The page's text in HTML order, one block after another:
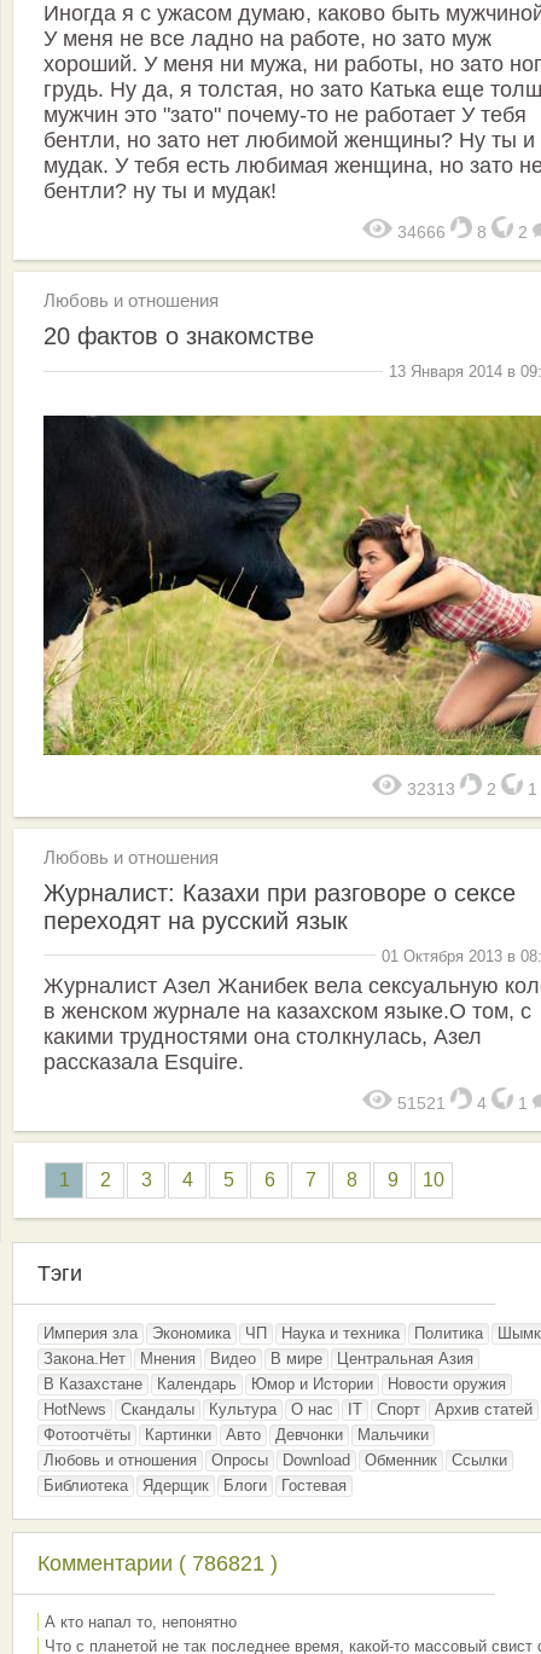
Иногда я с ужасом думаю, каково быть
У меня не все ладно на работе, но зато муж
хороший. У меня ни мужа, ни работы, но зато
грудь. Ну да, я толстая, но зато Катька еще
мужчин это "зато" почему-то не работает У тебя
бентли, но зато нет любимой женщины? Ну ты и
мудак. У тебя есть любимая женщина, но зато
бентли? ну ты и мудак!
34666 8 2
Любовь и отношения
20 фактов о знакомстве
13 Января 2014 в
32313 2 1
Любовь и отношения
Журналист: Казахи при разговоре о сексе
переходят на русский язык
01 Октября 2013 в
Журналист Азел Жанибек вела сексуальную
в женском журнале на казахском языке.О том, с
какими трудностями она столкнулась, Азел
рассказала Esquire.
51521 4 1
1 2 3 4 5 6 7 8 9 10
Тэги
Империя зла Экономика ЧП Наука и техника Политика
Закона.Нет
Мнения Видео В мире
Центральная Азия
В Казахстане
Календарь Юмор и Истории
Новости оружия
HotNews
Скандалы Культура О нас IT Спорт
Архив статей
Фотоотчёты
Картинки Авто Девчонки
Мальчики
Любовь и отношения
Опросы Download Обменник
Ссылки
Библиотека
Ядерщик Блоги Гостевая
Комментарии ( 786821 )
А кто напал то, непонятно
Что с планетой не так последнее время, какой-то массовый свист